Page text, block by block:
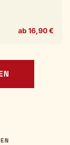
ab 16,90 €